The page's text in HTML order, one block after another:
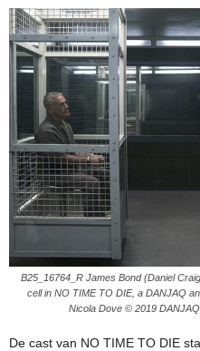
B25_16764_R James Bond (Daniel
cell in NO TIME TO DIE, a DANJAQ
Nicola Dove © 2019
De cast van NO TIME TO DIE